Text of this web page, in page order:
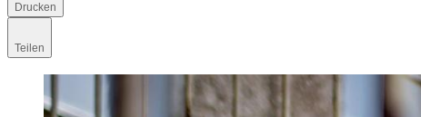
Drucken
Teilen